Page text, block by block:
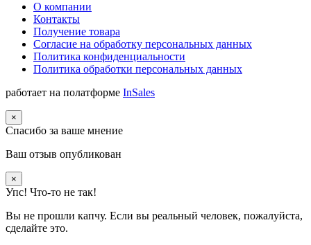
О компании
Контакты
Получение товара
Согласие на обработку персональных данных
Политика конфиденциальности
Политика обработки персональных данных
работает на полатформе InSales
×
Спасибо за ваше мнение
Ваш отзыв опубликован
×
Упс! Что-то не так!
Вы не прошли капчу. Если вы реальный человек, пожалуйста,
сделайте это.